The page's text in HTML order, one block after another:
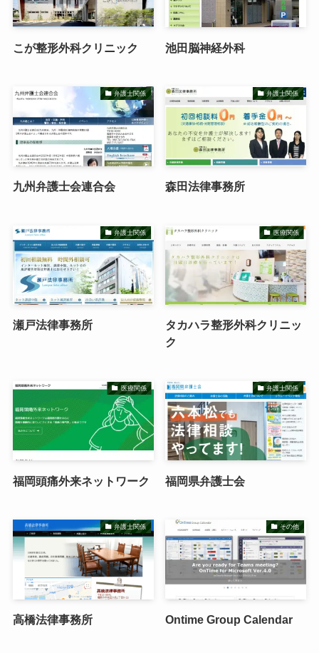
こが整形外科クリニック 池田脳神経外科
弁護士関係
九州弁護士会連合会
弁護士関係
森田法律事務所
弁護士関係
瀬戸法律事務所
医療関係
タカハラ整形外科クリニッ
ク
医療関係
福岡頭痛外来ネットワーク
弁護士関係
福岡県弁護士会
弁護士関係
高橋法律事務所
その他
Ontime Group Calendar